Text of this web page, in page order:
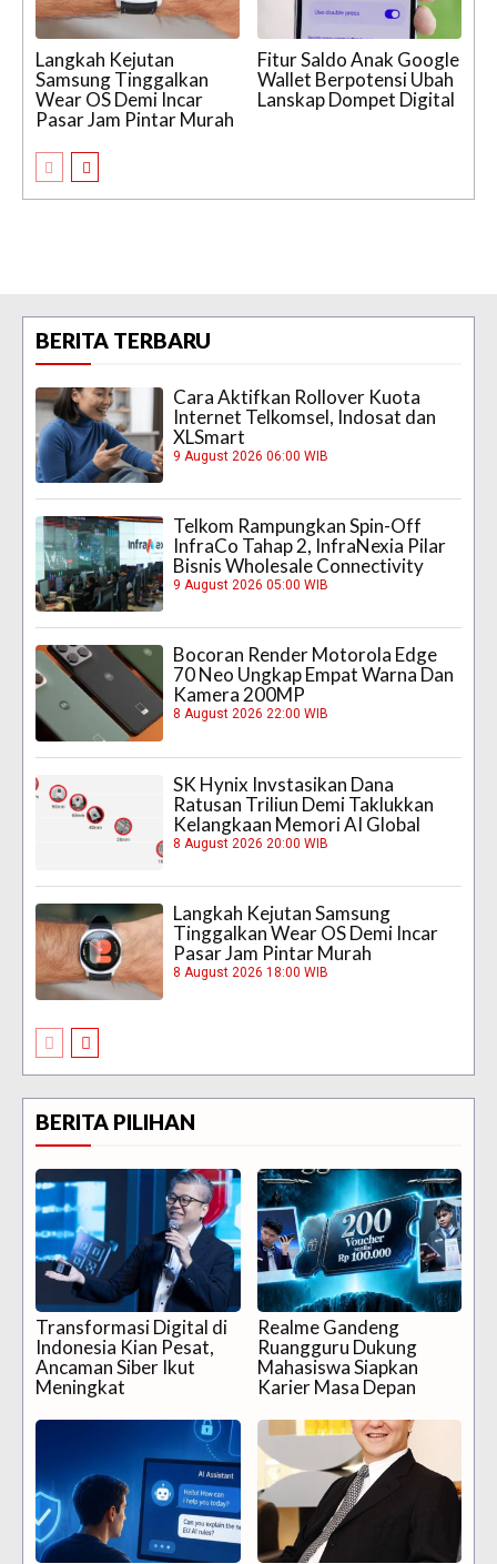
Langkah Kejutan
Samsung Tinggalkan
Wear OS Demi Incar
Pasar Jam Pintar Murah
Fitur Saldo Anak Google
Wallet Berpotensi Ubah
Lanskap Dompet Digital
BERITA TERBARU
Cara Aktifkan Rollover Kuota
Internet Telkomsel, Indosat dan
XLSmart
9 August 2026 06:00 WIB
Telkom Rampungkan Spin-Off
InfraCo Tahap 2, InfraNexia Pilar
Bisnis Wholesale Connectivity
9 August 2026 05:00 WIB
Bocoran Render Motorola Edge
70 Neo Ungkap Empat Warna Dan
Kamera 200MP
8 August 2026 22:00 WIB
SK Hynix Invstasikan Dana
Ratusan Triliun Demi Taklukkan
Kelangkaan Memori AI Global
8 August 2026 20:00 WIB
Langkah Kejutan Samsung
Tinggalkan Wear OS Demi Incar
Pasar Jam Pintar Murah
8 August 2026 18:00 WIB
BERITA PILIHAN
Transformasi Digital di
Indonesia Kian Pesat,
Ancaman Siber Ikut
Meningkat
Realme Gandeng
Ruangguru Dukung
Mahasiswa Siapkan
Karier Masa Depan